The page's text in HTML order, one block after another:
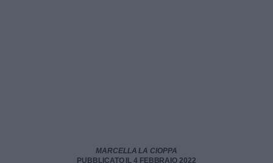
MARCELLA LA CIOPPA
PUBBLICATO IL 4 FEBBRAIO 2022